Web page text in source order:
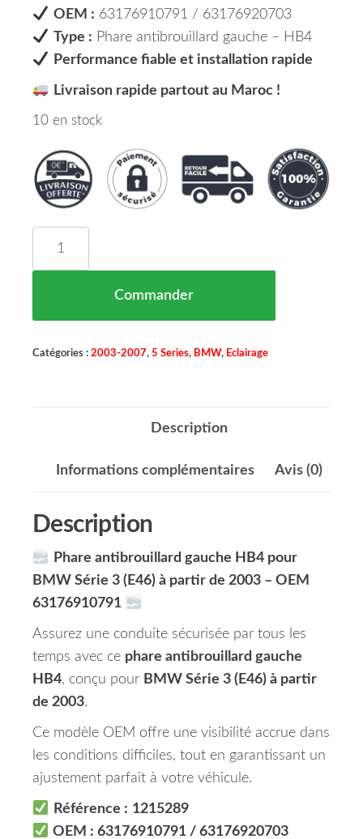
OEM : 63176910791 / 63176920703
Type : Phare antibrouillard gauche – HB4
Performance fiable et installation rapide
Livraison rapide partout au Maroc !
10 en stock
Commander
Catégories : 2003-2007, 5 Series, BMW, Eclairage
Description
Informations complémentaires Avis (0)
Description
Phare antibrouillard gauche HB4 pour
BMW Série 3 (E46) à partir de 2003 – OEM
63176910791
Assurez une conduite sécurisée par tous les
temps avec ce phare antibrouillard gauche
HB4, conçu pour BMW Série 3 (E46) à partir
de 2003.
Ce modèle OEM offre une visibilité accrue dans
les conditions difficiles, tout en garantissant un
ajustement parfait à votre véhicule.
Référence : 1215289
OEM : 63176910791 / 63176920703